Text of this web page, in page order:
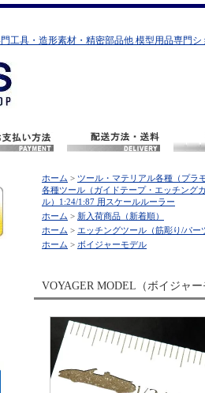
工具・造形素材・精密部品他 模型用品専門シ
ホーム > ツール・マテリアル各種（プラ
各種ツール（ガイドテープ・エッチングガ
ル）1:24/1:87 用スケールルーラー
ホーム > 新入荷商品（新着順）
ホーム > エッチングツール（筋彫り/パー
ホーム > ボイジャーモデル
VOYAGER MODEL（ボイジャ